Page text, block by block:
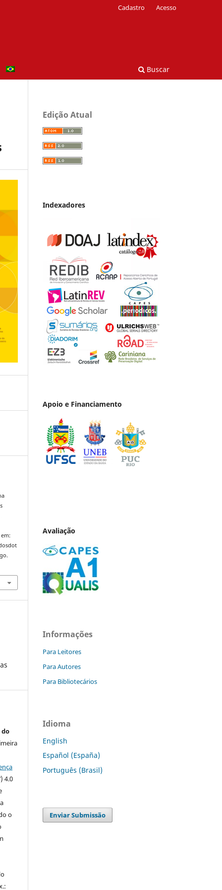
Buscar
Cadastro Acesso
em:
do
4.0
o
Edição Atual
Indexadores
Apoio e Financiamento
Avaliação
Informações
Para Leitores
Para Autores
Para Bibliotecários
Idioma
English
Español (España)
Português (Brasil)
Enviar Submissão